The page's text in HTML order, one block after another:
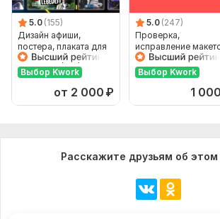
5.0 (155)
Дизайн афиши,
постера, плаката для
вашего мероприятия
Выбор Kwork
от 2 000 ₽
5.0 (247)
Проверка,
исправление
подготовка к печати
Выбор Kwork
1 000
Расскажите друзьям об этом